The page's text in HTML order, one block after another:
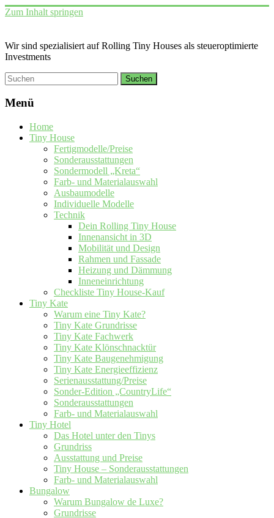
Zum Inhalt springen
Wir sind spezialisiert auf Rolling Tiny Houses als steueroptimierte
Investments
Menü
Home
Tiny House
Fertigmodelle/Preise
Sonderausstattungen
Sondermodell „Kreta“
Farb- und Materialauswahl
Ausbaumodelle
Individuelle Modelle
Technik
Dein Rolling Tiny House
Innenansicht in 3D
Mobilität und Design
Rahmen und Fassade
Heizung und Dämmung
Inneneinrichtung
Checkliste Tiny House-Kauf
Tiny Kate
Warum eine Tiny Kate?
Tiny Kate Grundrisse
Tiny Kate Fachwerk
Tiny Kate Klönschnacktür
Tiny Kate Baugenehmigung
Tiny Kate Energieeffizienz
Serienausstattung/Preise
Sonder-Edition „CountryLife“
Sonderausstattungen
Farb- und Materialauswahl
Tiny Hotel
Das Hotel unter den Tinys
Grundriss
Ausstattung und Preise
Tiny House – Sonderausstattungen
Farb- und Materialauswahl
Bungalow
Warum Bungalow de Luxe?
Grundrisse